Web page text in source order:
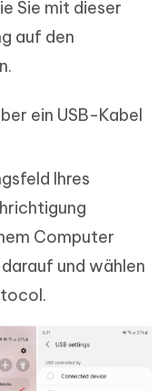
Sie mit dieser
auf den
ein USB-Kabel
Ihres
Computer
und wählen